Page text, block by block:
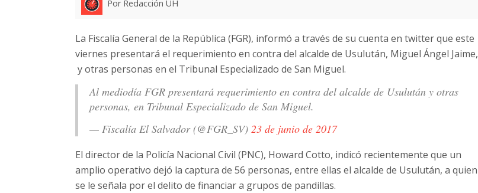
Por Redacción UH
La Fiscalía General de la República (FGR), informó a través de su cuenta en twitter que este
viernes presentará el requerimiento en contra del alcalde de Usulután, Miguel Ángel Jaime,
y otras personas en el Tribunal Especializado de San Miguel.
Al mediodía FGR presentará requerimiento en contra del alcalde de Usulután y otras
personas, en Tribunal Especializado de San Miguel.
— Fiscalía El Salvador (@FGR_SV) 23 de junio de 2017
El director de la Policía Nacional Civil (PNC), Howard Cotto, indicó recientemente que un
amplio operativo dejó la captura de 56 personas, entre ellas el alcalde de Usulután, a quien
se le señala por el delito de financiar a grupos de pandillas.